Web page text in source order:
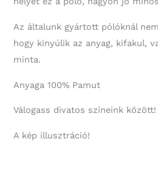
Az általunk gyártott pólóknál
hogy kinyúlik az anyag, kifakul,
minta.
Anyaga 100% Pamut
Válogass divatos színeink között!
A kép illusztráció!